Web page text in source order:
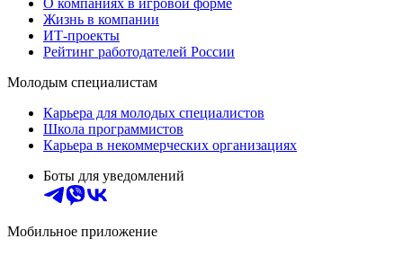
О компаниях в игровой форме
Жизнь в компании
ИТ-проекты
Рейтинг работодателей России
Молодым специалистам
Карьера для молодых специалистов
Школа программистов
Карьера в некоммерческих организациях
Боты для уведомлений
Мобильное приложение